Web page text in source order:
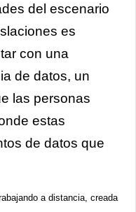
del escenario
es
con una
de datos, un
las personas
estas
de datos que
a distancia, creada